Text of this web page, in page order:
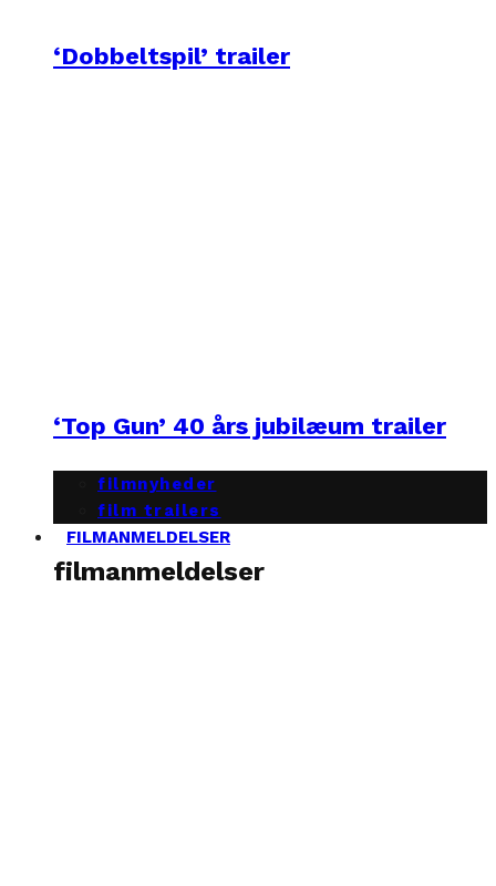
‘Dobbeltspil’ trailer
‘Top Gun’ 40 års jubilæum trailer
filmnyheder
film trailers
FILMANMELDELSER
filmanmeldelser